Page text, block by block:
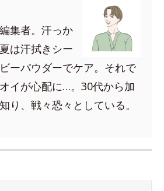
集者。汗っか
は汗拭きシー
ーパウダーでケア。それで
イが心配に…。30代から加
り、戦々恐々としている。